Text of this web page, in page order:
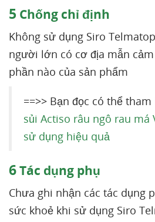
5 Chống chỉ định
Không sử dụng Siro
người lớn có cơ địa mẫn
phần nào của sản phẩm
==>> Bạn đọc có thể
sủi Actiso râu ngô rau má
sử dụng hiệu quả
6Tác dụng phụ
Chưa ghi nhận các tác dụng
sức khoẻ khi sử dụng Siro